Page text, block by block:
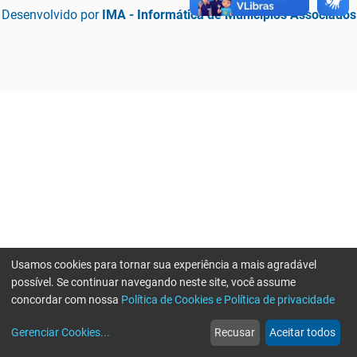
Desenvolvido por IMA - Informática de Municípios Associados
web
Notícias
more_horiz
Mais
Usamos cookies para tornar sua experiência a mais agradável
possível. Se continuar navegando neste site, você assume
concordar com nossa Política de Cookies e Política de privacidade
Gerenciar Cookies... Recusar Aceitar todos
Erro ao enviar informações, por favor tente novamente